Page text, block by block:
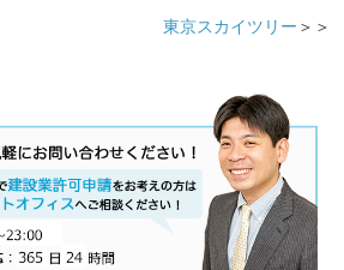
東京スカイツリー ＞＞